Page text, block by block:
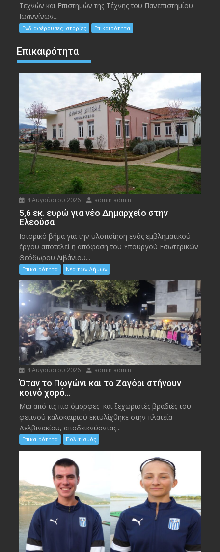
Τεχνών και Επιστημών της Τέχνης του Πανεπιστημίου
Ιωαννίνων...
Ενδιαφέρουσες Ιστορίες Επικαιρότητα
Επικαιρότητα
4 Αυγούστου 2026 admin admin
5,6 εκ. ευρώ για νέο Δημαρχείο στην
Ελεούσα
Ιστορικό βήμα για την υλοποίηση ενός εμβληματικού
έργου αποτελεί η απόφαση του Υπουργού Εσωτερικών
Θεόδωρου Λιβάνιου...
Επικαιρότητα Νέα των Δήμων
4 Αυγούστου 2026 admin admin
Όταν το Πωγώνι και το Ζαγόρι στήνουν
κοινό χορό…
Μια από τις πιο όμορφες και ξεχωριστές βραδιές του
φετινού καλοκαιριού εκτυλίχθηκε στην πλατεία
Δελβινακίου, αποδεικνύοντας...
Επικαιρότητα Πολιτισμός